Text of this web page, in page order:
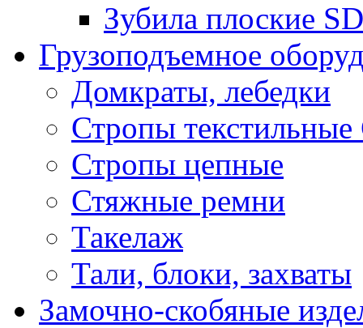
Зубила плоские
Грузоподъемное
Домкраты, лебедки
Стропы
Стропы цепные
Стяжные ремни
Такелаж
Тали, блоки, захваты
Замочно-скобяные